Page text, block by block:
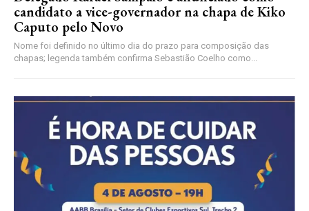
candidato a vice-governador na chapa de Kiko
Caputo pelo Novo
Nome foi definido no último dia do prazo para composição das
chapas; legenda também confirma Sebastião Coelho como...